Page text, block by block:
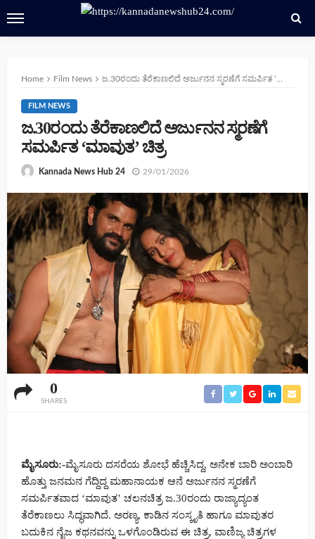
Home Film News ಜ.30ರಂದು ತೆರೆಕಾಣಲಿದೆ ಅರ್ಜುನನ ಸ್ಮರಣೆಗೆ ಸಮರ್ಪಿತ ‘ಮಾವುತ’ ಚಿತ್ರ
FILM NEWS
ಜ.30ರಂದು ತೆರೆಕಾಣಲಿದೆ ಅರ್ಜುನನ ಸ್ಮರಣೆಗೆ
ಸಮರ್ಪಿತ ‘ಮಾವುತ’ ಚಿತ್ರ
Kannada News Hub 24 29/01/2026
0
SHARES
ಮೈಸೂರು:-ಮೈಸೂರು ದಸರೆಯ ಶೋಭೆ ಹೆಚ್ಚಿಸಿದ್ದ, ಅನೇಕ ಬಾರಿ ಅಂಬಾರಿ
ಹೊತ್ತು ಜನಮನ ಗೆದ್ದಿದ್ದ ಮಹಾನಾಯಕ ಆನೆ ಅರ್ಜುನನ ಸ್ಮರಣೆಗೆ
ಸಮರ್ಪಿತವಾದ ‘ಮಾವುತ’ ಚಲನಚಿತ್ರ ಜ.30ರಂದು ರಾಜ್ಯಾದ್ಯಂತ
ತೆರೆಕಾಣಲು ಸಿದ್ಧವಾಗಿದೆ. ಅರಣ್ಯ, ಕಾಡಿನ ಸಂಸ್ಕೃತಿ ಹಾಗೂ ಮಾವುತರ
ಬದುಕಿನ ನೈಜ ಕಥನವನ್ನು ಒಳಗೊಂಡಿರುವ ಈ ಚಿತ್ರ, ವಾಣಿಜ್ಯ ಚಿತ್ರಗಳ